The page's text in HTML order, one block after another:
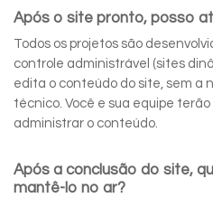
Após o site pronto, posso
Todos os projetos são
controle administrável (sites
edita o conteúdo do site, sem a
técnico. Você e sua equipe
administrar o conteúdo.
Após a conclusão do site,
mantê-lo no ar?